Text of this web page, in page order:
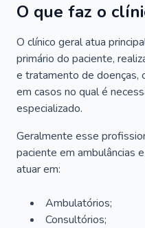
O que faz o
O clínico geral atua
primário do paciente,
e tratamento de doenças,
em casos no qual é
especializado.
Geralmente esse
paciente em ambulâncias
atuar em:
Ambulatórios;
Consultórios;